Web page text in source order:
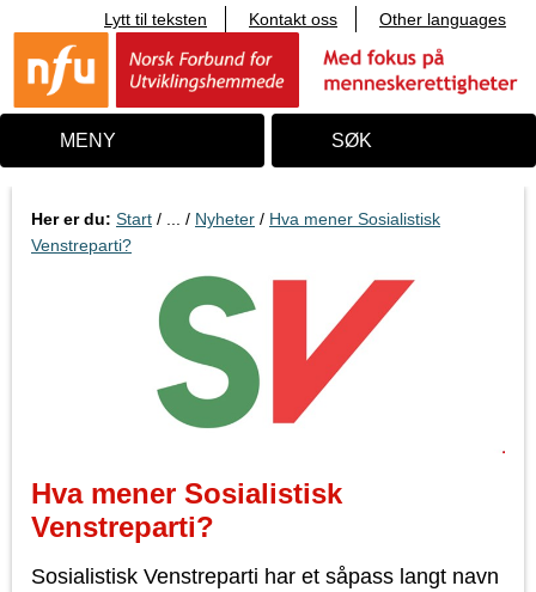
i
n
o
Lytt til teksten Kontakt oss Other languages
MENY SØK
Her er du: Start / ... / Nyheter / Hva mener Sosialistisk
Venstreparti?
Hva mener Sosialistisk
Venstreparti?
Sosialistisk Venstreparti har et såpass langt navn